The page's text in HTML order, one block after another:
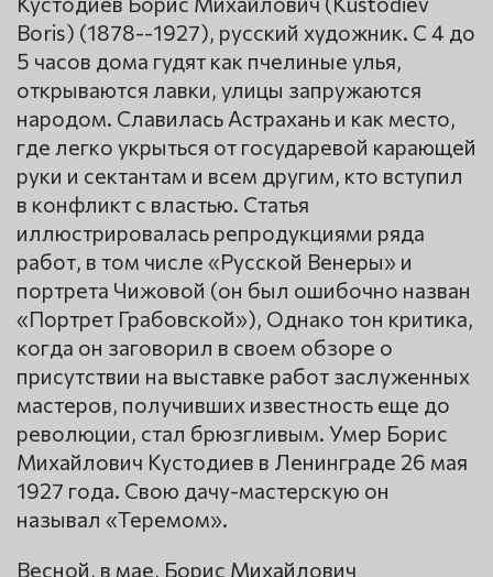
Boris) (1878--1927), русский художник. С 4 до
5 часов дома гудят как пчелиные улья,
открываются лавки, улицы запружаются
народом. Славилась Астрахань и как место,
где легко укрыться от государевой карающей
руки и сектантам и всем другим, кто вступил
в конфликт с властью. Статья
иллюстрировалась репродукциями ряда
работ, в том числе «Русской Венеры» и
портрета Чижовой (он был ошибочно назван
«Портрет Грабовской»), Однако тон критика,
когда он заговорил в своем обзоре о
присутствии на выставке работ заслуженных
мастеров, получивших известность еще до
революции, стал брюзгливым. Умер Борис
Михайлович Кустодиев в Ленинграде 26 мая
1927 года. Свою дачу-мастерскую он
называл «Теремом».
Весной, в мае, Борис Михайлович